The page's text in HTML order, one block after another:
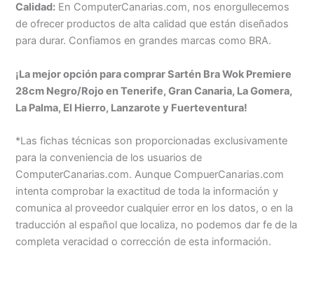
Calidad: En ComputerCanarias.com, nos enorgullecemos
de ofrecer productos de alta calidad que están diseñados
para durar. Confiamos en grandes marcas como BRA.
¡La mejor opción para comprar Sartén Bra Wok Premiere
28cm Negro/Rojo en Tenerife, Gran Canaria, La Gomera,
La Palma, El Hierro, Lanzarote y Fuerteventura!
*Las fichas técnicas son proporcionadas exclusivamente
para la conveniencia de los usuarios de
ComputerCanarias.com. Aunque CompuerCanarias.com
intenta comprobar la exactitud de toda la información y
comunica al proveedor cualquier error en los datos, o en la
traducción al español que localiza, no podemos dar fe de la
completa veracidad o corrección de esta información.